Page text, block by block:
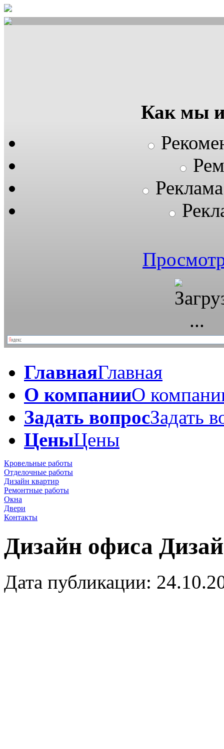
Как мы
ГлавнаяГлавная
О компанииО
Задать вопросЗадать
ЦеныЦены
Кровельные работы
Отделочные работы
Дизайн квартир
Ремонтные работы
Окна
Двери
Контакты
Дизайн офиса
Дата публикации: